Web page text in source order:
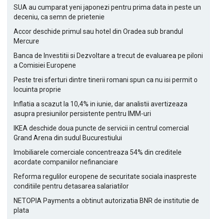
SUA au cumparat yeni japonezi pentru prima data in peste un
deceniu, ca semn de prietenie
Accor deschide primul sau hotel din Oradea sub brandul
Mercure
Banca de Investitii si Dezvoltare a trecut de evaluarea pe piloni
a Comisiei Europene
Peste trei sferturi dintre tinerii romani spun ca nu isi permit o
locuinta proprie
Inflatia a scazut la 10,4% in iunie, dar analistii avertizeaza
asupra presiunilor persistente pentru IMM-uri
IKEA deschide doua puncte de servicii in centrul comercial
Grand Arena din sudul Bucurestiului
Imobiliarele comerciale concentreaza 54% din creditele
acordate companiilor nefinanciare
Reforma regulilor europene de securitate sociala inaspreste
conditiile pentru detasarea salariatilor
NETOPIA Payments a obtinut autorizatia BNR de institutie de
plata